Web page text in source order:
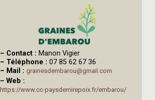
– Contact : Manon Vigier
– Téléphone : 07 85 62 67 36
– Mail : grainesdembarou@gmail.com
– Web :
https://www.cc-paysdemirepoix.fr/embarou/